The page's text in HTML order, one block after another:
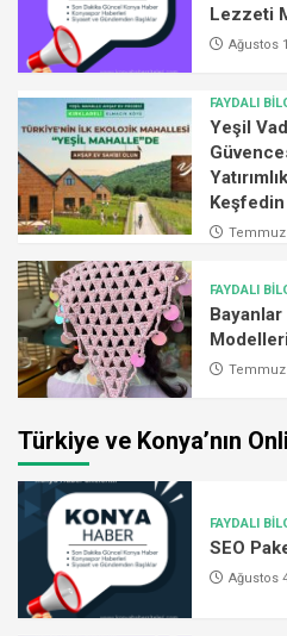
Lezzeti
Ağustos
FAYDALI
Yeşil
Keşfedin
Temmuz
FAYDALI
Modelleri
Temmuz
Türkiye ve Konya’nın
FAYDALI
SEO
Ağustos